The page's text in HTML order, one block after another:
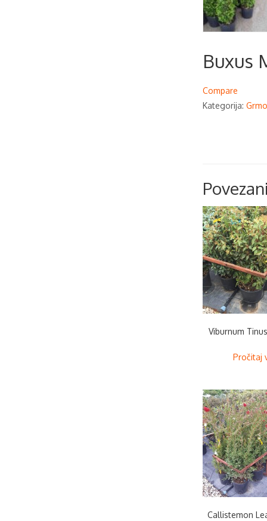
Buxus
Compare
Kategorija:
Viburnum
Pročitaj
Callistemon